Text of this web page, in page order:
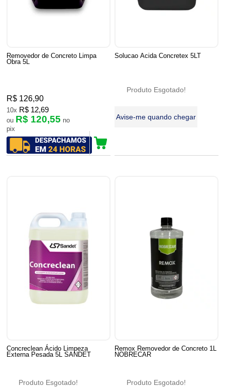
Removedor de Concreto Limpa
Obra 5L
R$ 126,90
10x R$ 12,69
ou R$ 120,55 no
pix
Solucao Acida Concretex 5LT
Produto Esgotado!
Avise-me quando chegar
Concreclean Ácido Limpeza
Externa Pesada 5L SANDET
Produto Esgotado!
Remox Removedor de Concreto 1L
NOBRECAR
Produto Esgotado!